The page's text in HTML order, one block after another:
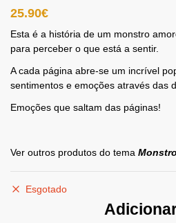
25.90€
Esta é a história de um monstro
para perceber o que está a sentir.
A cada página abre-se um incrível
sentimentos e emoções através das
Emoções que saltam das páginas!
Ver outros produtos do tema
Esgotado